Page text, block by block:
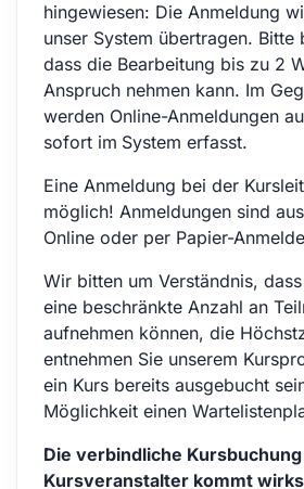
hingewiesen: Die Anmeldung
unser System übertragen. Bitte
dass die Bearbeitung bis zu 2
Anspruch nehmen kann. Im
werden Online-Anmeldungen
sofort im System erfasst.
Eine Anmeldung bei der
möglich! Anmeldungen sind
Online oder per Papier-
Wir bitten um Verständnis,
eine beschränkte Anzahl an
aufnehmen können, die
entnehmen Sie unserem
ein Kurs bereits ausgebucht
Möglichkeit einen
Die verbindliche
Kursveranstalter kommt